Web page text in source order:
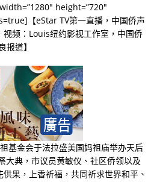
height=”720″
【eStar TV第一直播，中国侨声
视频：Louis纽约影视工作室，中国侨
道】
基金会于法拉盛美国妈祖庙举办天后
大典，市议员黄敏仪、社区侨领以及
果，上香祈福，共同祈求世界和平、